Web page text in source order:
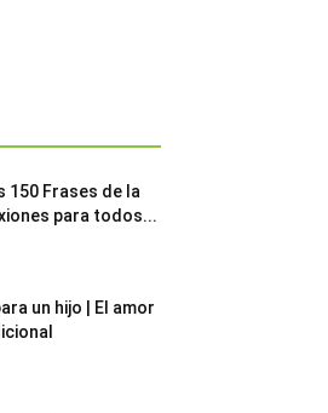
150 Frases de la
para todos...
un hijo | El amor